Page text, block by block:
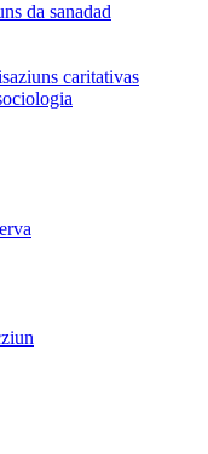
da sanadad
caritativas